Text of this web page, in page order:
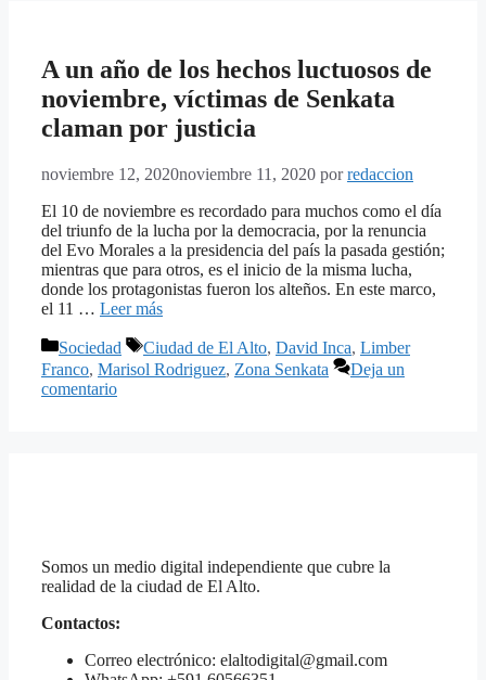
A un año de los hechos luctuosos de
noviembre, víctimas de Senkata
claman por justicia
noviembre 12, 2020noviembre 11, 2020 porredaccion
El 10 de noviembre es recordado para muchos como el día
del triunfo de la lucha por la democracia, por la renuncia
del Evo Morales a la presidencia del país la pasada gestión;
mientras que para otros, es el inicio de la misma lucha,
donde los protagonistas fueron los alteños. En este marco,
el 11 … Leer más
Categorías
Sociedad Etiquetas
Ciudad de El Alto, David Inca, Limber
Franco, Marisol Rodriguez, Zona Senkata
Deja un
comentario
Somos un medio digital independiente que cubre la
realidad de la ciudad de El Alto.
Contactos:
Correo electrónico: elaltodigital@gmail.com